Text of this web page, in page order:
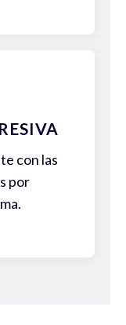
con las
por